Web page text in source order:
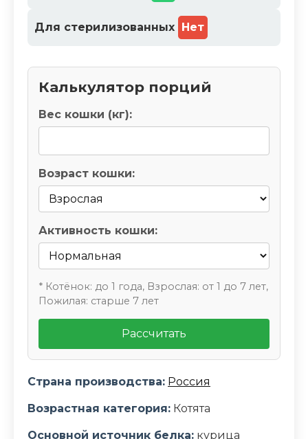
Для стерилизованных Нет
Калькулятор порций
Вес кошки (кг):
Возраст кошки:
Активность кошки:
* Котёнок: до 1 года, Взрослая: от 1 до 7 лет,
Пожилая: старше 7 лет
Рассчитать
Страна производства: Россия
Возрастная категория: Котята
Основной источник белка: курица